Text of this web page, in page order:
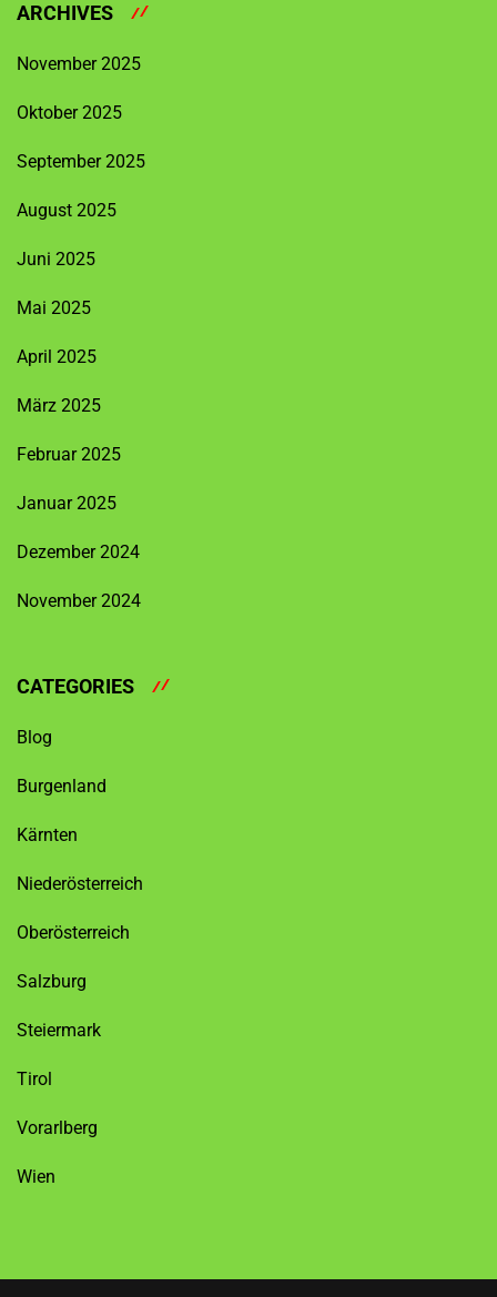
ARCHIVES
November 2025
Oktober 2025
September 2025
August 2025
Juni 2025
Mai 2025
April 2025
März 2025
Februar 2025
Januar 2025
Dezember 2024
November 2024
CATEGORIES
Blog
Burgenland
Kärnten
Niederösterreich
Oberösterreich
Salzburg
Steiermark
Tirol
Vorarlberg
Wien